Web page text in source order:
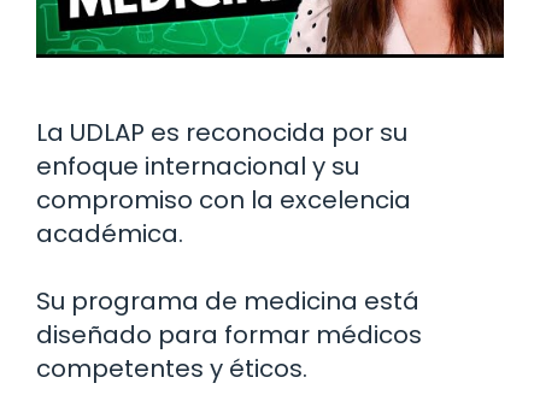
La UDLAP es reconocida por su
enfoque internacional y su
compromiso con la excelencia
académica.
Su programa de medicina está
diseñado para formar médicos
competentes y éticos.